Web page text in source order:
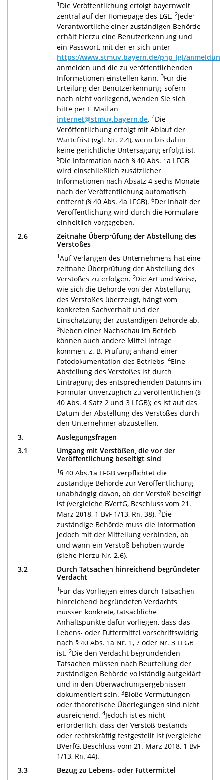
1 Die Veröffentlichung erfolgt bayernweit
zentral auf der Homepage des LGL. 2Jeder
Verantwortliche einer zuständigen Behörde
erhält hierzu eine Benutzerkennung und
ein Passwort, mit der er sich unter
https://www.stmuv.bayern.de/php_lgl/
anmelden und die zu veröffentlichenden
Informationen einstellen kann. 3Für die
Erteilung der Benutzerkennung, sofern
noch nicht vorliegend, wenden Sie sich
bitte per E-Mail an
internet@stmuv.bayern.de. 4Die
Veröffentlichung erfolgt mit Ablauf der
Wartefrist (vgl. Nr. 2.4), wenn bis dahin
keine gerichtliche Untersagung erfolgt ist.
5Die Information nach § 40 Abs. 1a LFGB
wird einschließlich zusätzlicher
Informationen nach Absatz 4 sechs Monate
nach der Veröffentlichung automatisch
entfernt (§ 40 Abs. 4a LFGB). 6Der Inhalt der
Veröffentlichung wird durch die Formulare
einheitlich vorgegeben.
2.6
Zeitnahe Überprüfung der Abstellung des
Verstoßes
1Auf Verlangen des Unternehmens hat eine
zeitnahe Überprüfung der Abstellung des
Verstoßes zu erfolgen. 2Die Art und Weise,
wie sich die Behörde von der Abstellung
des Verstoßes überzeugt, hängt vom
konkreten Sachverhalt und der
Einschätzung der zuständigen Behörde ab.
3Neben einer Nachschau im Betrieb
können auch andere Mittel infrage
kommen, z. B. Prüfung anhand einer
Fotodokumentation des Betriebs. 4Eine
Abstellung des Verstoßes ist durch
Eintragung des entsprechenden Datums im
Formular unverzüglich zu veröffentlichen (§
40 Abs. 4 Satz 2 und 3 LFGB); es ist auf das
Datum der Abstellung des Verstoßes durch
den Unternehmer abzustellen.
3.
Auslegungsfragen
3.1
Umgang mit Verstößen, die vor der
Veröffentlichung beseitigt sind
1 § 40 Abs.1a LFGB verpflichtet die
zuständige Behörde zur Veröffentlichung
unabhängig davon, ob der Verstoß beseitigt
ist (vergleiche BVerfG, Beschluss vom 21.
März 2018, 1 BvF 1/13, Rn. 38). 2Die
zuständige Behörde muss die Information
jedoch mit der Mitteilung verbinden, ob
und wann ein Verstoß behoben wurde
(siehe hierzu Nr. 2.6).
3.2
Durch Tatsachen hinreichend begründeter
Verdacht
1 Für das Vorliegen eines durch Tatsachen
hinreichend begründeten Verdachts
müssen konkrete, tatsächliche
Anhaltspunkte dafür vorliegen, dass das
Lebens- oder Futtermittel vorschriftswidrig
nach § 40 Abs. 1a Nr. 1, 2 oder Nr. 3 LFGB
ist. 2Die den Verdacht begründenden
Tatsachen müssen nach Beurteilung der
zuständigen Behörde vollständig aufgeklärt
und in den Überwachungsergebnissen
dokumentiert sein. 3Bloße Vermutungen
oder theoretische Überlegungen sind nicht
ausreichend. 4Jedoch ist es nicht
erforderlich, dass der Verstoß bestands-
oder rechtskräftig festgestellt ist (vergleiche
BVerfG, Beschluss vom 21. März 2018, 1 BvF
1/13, Rn. 44).
3.3
Bezug zu Lebens- oder Futtermittel